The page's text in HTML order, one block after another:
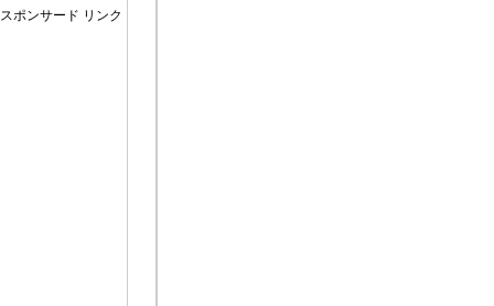
スポンサード リンク